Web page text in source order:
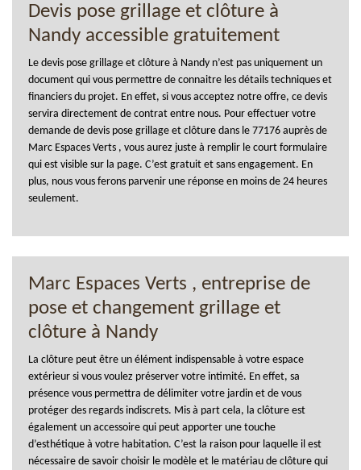
Devis pose grillage et clôture à
Nandy accessible gratuitement
Le devis pose grillage et clôture à Nandy n’est pas uniquement un
document qui vous permettre de connaitre les détails techniques et
financiers du projet. En effet, si vous acceptez notre offre, ce devis
servira directement de contrat entre nous. Pour effectuer votre
demande de devis pose grillage et clôture dans le 77176 auprès de
Marc Espaces Verts , vous aurez juste à remplir le court formulaire
qui est visible sur la page. C’est gratuit et sans engagement. En
plus, nous vous ferons parvenir une réponse en moins de 24 heures
seulement.
Marc Espaces Verts , entreprise de
pose et changement grillage et
clôture à Nandy
La clôture peut être un élément indispensable à votre espace
extérieur si vous voulez préserver votre intimité. En effet, sa
présence vous permettra de délimiter votre jardin et de vous
protéger des regards indiscrets. Mis à part cela, la clôture est
également un accessoire qui peut apporter une touche
d’esthétique à votre habitation. C’est la raison pour laquelle il est
nécessaire de savoir choisir le modèle et le matériau de clôture qui